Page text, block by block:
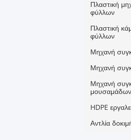
Πλαστική
φύλλων
Πλαστική
φύλλων
Μηχανή
Μηχανή
Μηχανή
μουσαμάδων
HDPE
Αντλία